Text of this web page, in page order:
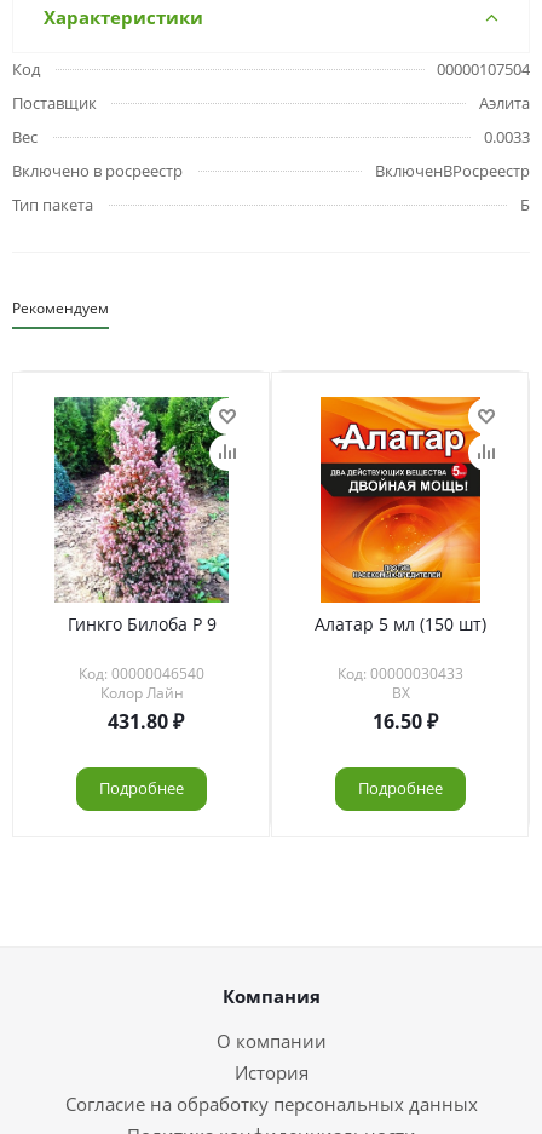
Характеристики
Код
00000107504
Поставщик
Аэлита
Вес
0.0033
Включено в росреестр
ВключенВРосреестр
Тип пакета
Б
Рекомендуем
Гинкго Билоба Р 9
Код: 00000046540
Колор Лайн
431.80
Подробнее
Алатар 5 мл (150 шт)
Код: 00000030433
ВХ
16.50
Подробнее
Компания
О компании
История
Согласие на обработку персональных данных